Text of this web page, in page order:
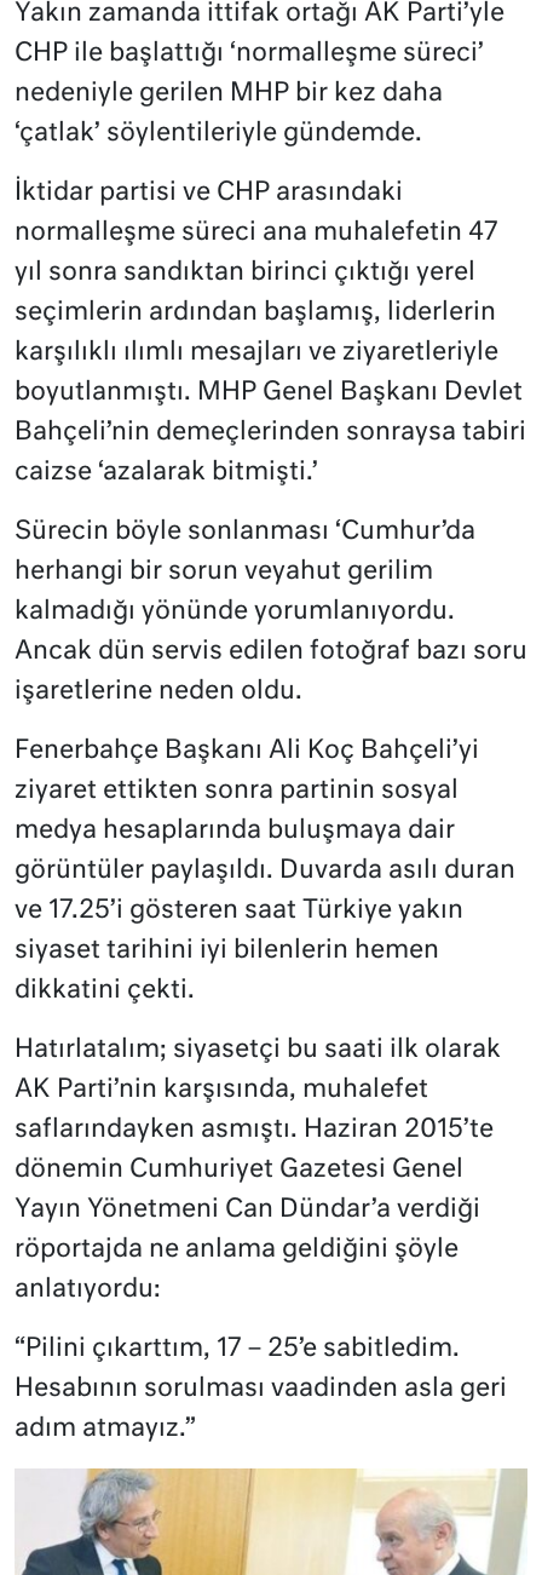
Yakın zamanda ittifak ortağı AK Parti’yle
CHP ile başlattığı ‘normalleşme süreci’
nedeniyle gerilen MHP bir kez daha
‘çatlak’ söylentileriyle gündemde.
İktidar partisi ve CHP arasındaki
normalleşme süreci ana muhalefetin 47
yıl sonra sandıktan birinci çıktığı yerel
seçimlerin ardından başlamış, liderlerin
karşılıklı ılımlı mesajları ve ziyaretleriyle
boyutlanmıştı. MHP Genel Başkanı Devlet
Bahçeli’nin demeçlerinden sonraysa tabiri
caizse ‘azalarak bitmişti.’
Sürecin böyle sonlanması ‘Cumhur’da
herhangi bir sorun veyahut gerilim
kalmadığı yönünde yorumlanıyordu.
Ancak dün servis edilen fotoğraf bazı soru
işaretlerine neden oldu.
Fenerbahçe Başkanı Ali Koç Bahçeli’yi
ziyaret ettikten sonra partinin sosyal
medya hesaplarında buluşmaya dair
görüntüler paylaşıldı. Duvarda asılı duran
ve 17.25’i gösteren saat Türkiye yakın
siyaset tarihini iyi bilenlerin hemen
dikkatini çekti.
Hatırlatalım; siyasetçi bu saati ilk olarak
AK Parti’nin karşısında, muhalefet
saflarındayken asmıştı. Haziran 2015’te
dönemin Cumhuriyet Gazetesi Genel
Yayın Yönetmeni Can Dündar’a verdiği
röportajda ne anlama geldiğini şöyle
anlatıyordu:
“Pilini çıkarttım, 17 – 25’e sabitledim.
Hesabının sorulması vaadinden asla geri
adım atmayız.”